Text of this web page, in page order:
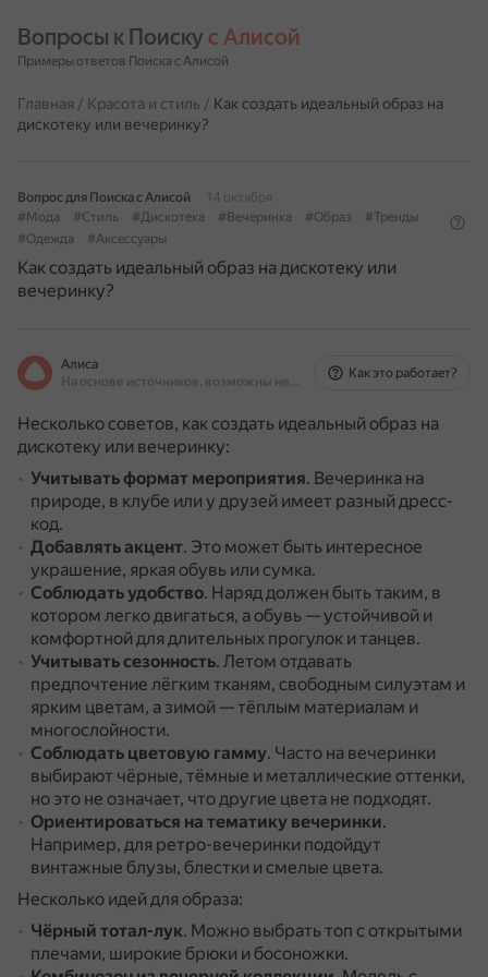
Вопросы к Поиску с Алисой
Примеры ответов Поиска с Алисой
Главная / Красота и стиль / Как создать идеальный образ на
дискотеку или вечеринку?
Вопрос для Поиска с Алисой
14 октября
#Мода
#Стиль #Дискотека #Вечеринка #Образ
#Тренды
#Одежда
#Аксессуары
Как создать идеальный образ на дискотеку или
вечеринку?
Алиса
На основе источников, возможны неточности
Как это работает?
Несколько советов, как создать идеальный образ на
дискотеку или вечеринку:
Учитывать формат мероприятия. Вечеринка на
природе, в клубе или у друзей имеет разный дресс-
код.
Добавлять акцент. Это может быть интересное
украшение, яркая обувь или сумка.
Соблюдать удобство. Наряд должен быть таким, в
котором легко двигаться, а обувь — устойчивой и
комфортной для длительных прогулок и танцев.
Учитывать сезонность. Летом отдавать
предпочтение лёгким тканям, свободным силуэтам и
ярким цветам, а зимой — тёплым материалам и
многослойности.
Соблюдать цветовую гамму. Часто на вечеринки
выбирают чёрные, тёмные и металлические оттенки,
но это не означает, что другие цвета не подходят.
Ориентироваться на тематику вечеринки.
Например, для ретро-вечеринки подойдут
винтажные блузы, блестки и смелые цвета.
Несколько идей для образа:
Чёрный тотал-лук. Можно выбрать топ с открытыми
плечами, широкие брюки и босоножки.